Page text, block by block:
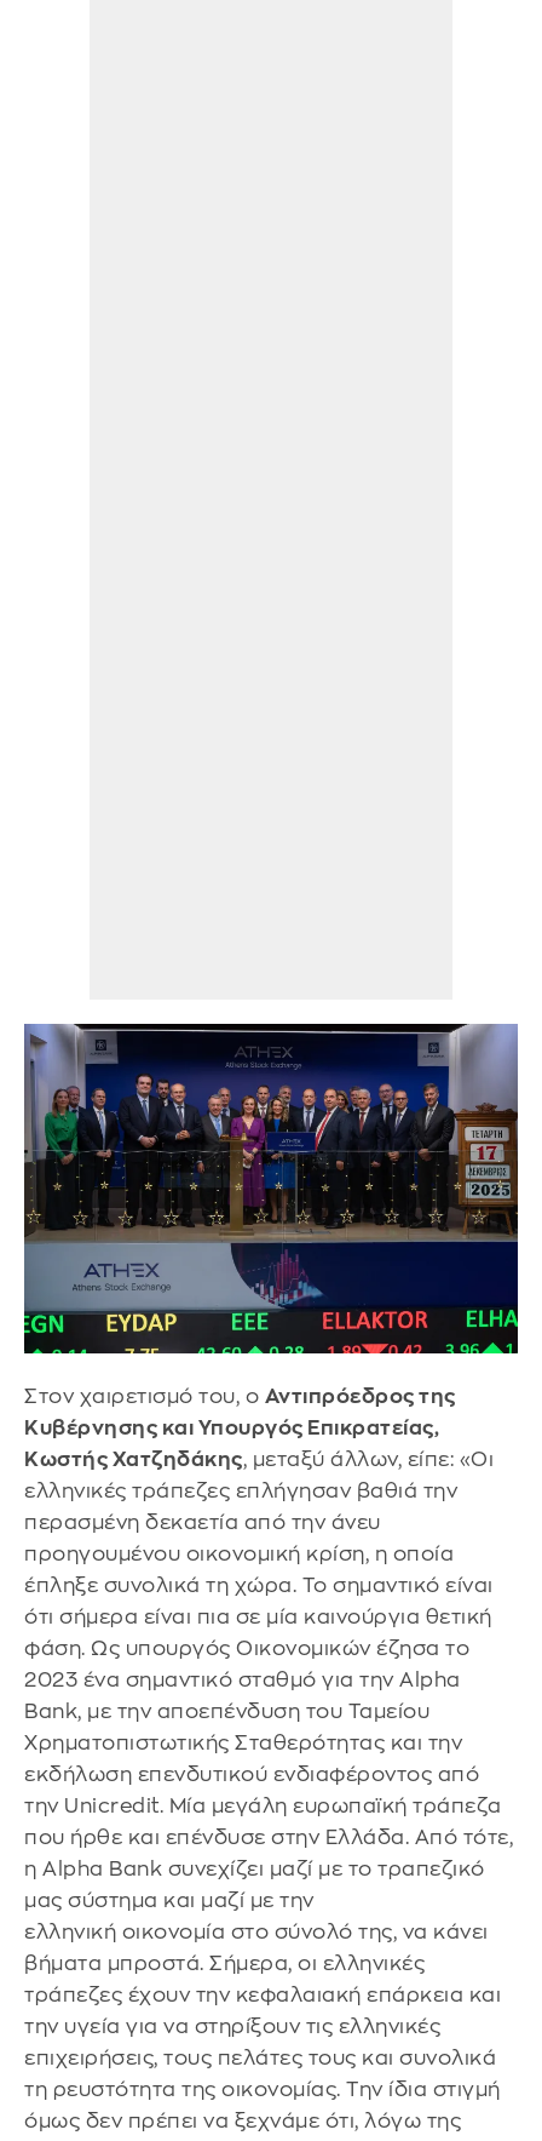
Στον χαιρετισμό του, ο Αντιπρόεδρος της
Κυβέρνησης και Υπουργός Επικρατείας,
Κωστής Χατζηδάκης, μεταξύ άλλων, είπε: «Οι
ελληνικές τράπεζες επλήγησαν βαθιά την
περασμένη δεκαετία από την άνευ
προηγουμένου οικονομική κρίση, η οποία
έπληξε συνολικά τη χώρα. Το σημαντικό είναι
ότι σήμερα είναι πια σε μία καινούργια θετική
φάση. Ως υπουργός Οικονομικών έζησα το
2023 ένα σημαντικό σταθμό για την Alpha
Bank, με την αποεπένδυση του Ταμείου
Χρηματοπιστωτικής Σταθερότητας και την
εκδήλωση επενδυτικού ενδιαφέροντος από
την Unicredit. Μία μεγάλη ευρωπαϊκή τράπεζα
που ήρθε και επένδυσε στην Ελλάδα. Από τότε,
η Alpha Bank συνεχίζει μαζί με το τραπεζικό
μας σύστημα και μαζί με την
ελληνική οικονομία στο σύνολό της, να κάνει
βήματα μπροστά. Σήμερα, οι ελληνικές
τράπεζες έχουν την κεφαλαιακή επάρκεια και
την υγεία για να στηρίξουν τις ελληνικές
επιχειρήσεις, τους πελάτες τους και συνολικά
τη ρευστότητα της οικονομίας. Την ίδια στιγμή
όμως δεν πρέπει να ξεχνάμε ότι, λόγω της